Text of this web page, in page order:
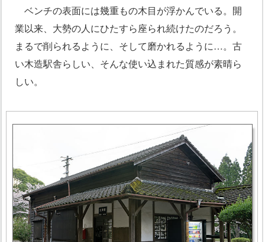
ベンチの表面には幾重もの木目が浮かんでいる。開
業以来、大勢の人にひたすら座られ続けたのだろう。
まるで削られるように、そして磨かれるように…。古
い木造駅舎らしい、そんな使い込まれた質感が素晴ら
しい。